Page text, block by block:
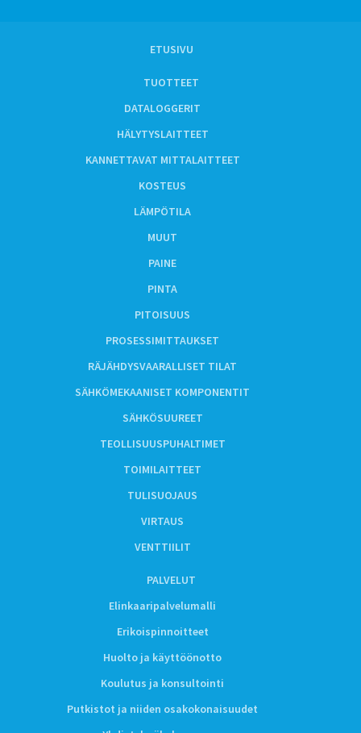
ETUSIVU
TUOTTEET
DATALOGGERIT
HÄLYTYSLAITTEET
KANNETTAVAT MITTALAITTEET
KOSTEUS
LÄMPÖTILA
MUUT
PAINE
PINTA
PITOISUUS
PROSESSIMITTAUKSET
RÄJÄHDYSVAARALLISET TILAT
SÄHKÖMEKAANISET KOMPONENTIT
SÄHKÖSUUREET
TEOLLISUUSPUHALTIMET
TOIMILAITTEET
TULISUOJAUS
VIRTAUS
VENTTIILIT
PALVELUT
Elinkaaripalvelumalli
Erikoispinnoitteet
Huolto ja käyttöönotto
Koulutus ja konsultointi
Putkistot ja niiden osakokonaisuudet